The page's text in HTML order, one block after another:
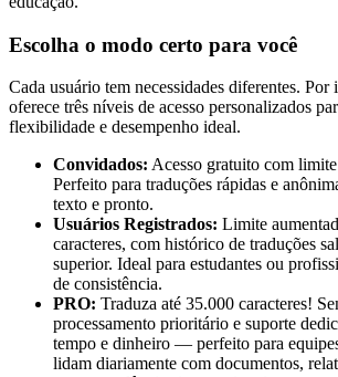
Escolha o modo certo para você
Cada usuário tem necessidades diferentes. Por
oferece três níveis de acesso personalizados
flexibilidade e desempenho ideal.
Convidados: Acesso gratuito com
Perfeito para traduções rápidas e
texto e pronto.
Usuários Registrados: Limite
caracteres, com histórico de traduções
superior. Ideal para estudantes ou
de consistência.
PRO: Traduza até 35.000 caracteres!
processamento prioritário e suporte
tempo e dinheiro — perfeito para
lidam diariamente com documentos,